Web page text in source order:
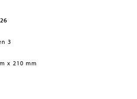
3
x 210 mm